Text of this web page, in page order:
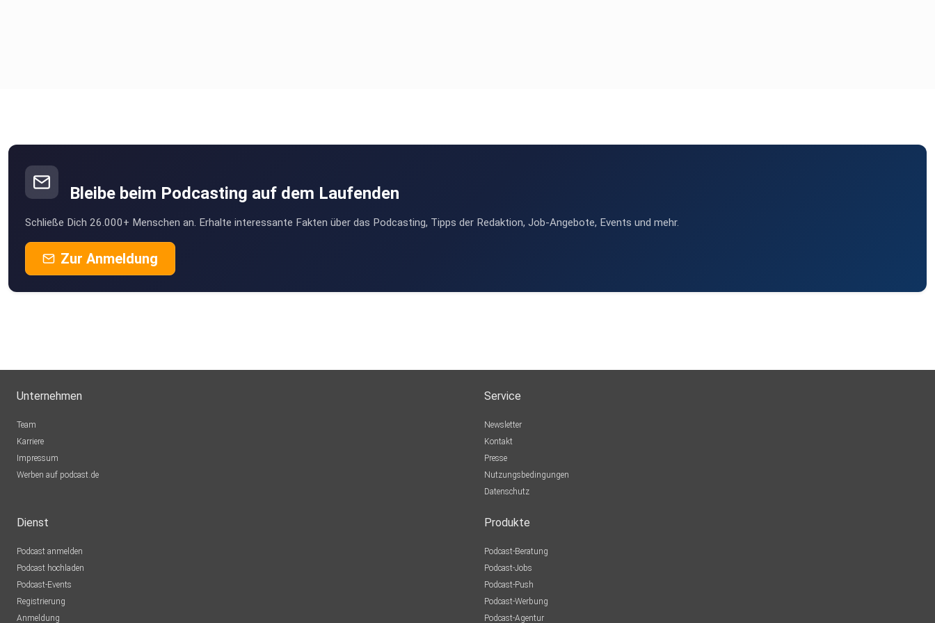
Bleibe beim Podcasting auf dem Laufenden
Schließe Dich 26.000+ Menschen an. Erhalte interessante Fakten über das Podcasting, Tipps der Redaktion, Job-Angebote, Events und mehr.
Zur Anmeldung
Unternehmen
Team
Karriere
Impressum
Werben auf podcast.de
Service
Newsletter
Kontakt
Presse
Nutzungsbedingungen
Datenschutz
Dienst
Podcast anmelden
Podcast hochladen
Podcast-Events
Registrierung
Anmeldung
Produkte
Podcast-Beratung
Podcast-Jobs
Podcast-Push
Podcast-Werbung
Podcast-Agentur